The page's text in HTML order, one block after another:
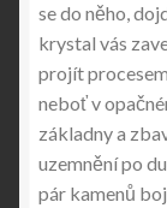
se do něho,
krystal vás
projít
neboť v
základny a
uzemnění po
pár kamenů